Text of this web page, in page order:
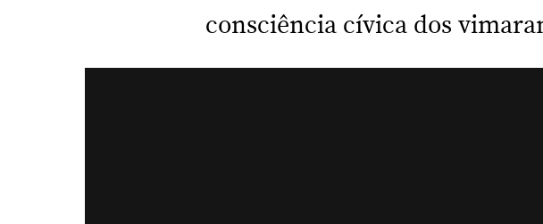
consciência cívica dos